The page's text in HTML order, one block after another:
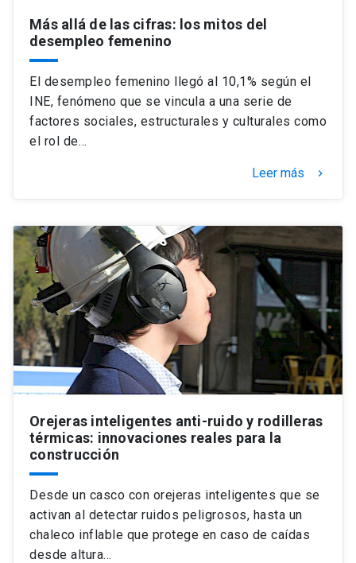
Más allá de las cifras: los mitos del
desempleo femenino
El desempleo femenino llegó al 10,1% según el
INE, fenómeno que se vincula a una serie de
factores sociales, estructurales y culturales como
el rol de…
Leer más keyboard_arrow_right
Orejeras inteligentes anti-ruido y rodilleras
térmicas: innovaciones reales para la
construcción
Desde un casco con orejeras inteligentes que se
activan al detectar ruidos peligrosos, hasta un
chaleco inflable que protege en caso de caídas
desde altura…